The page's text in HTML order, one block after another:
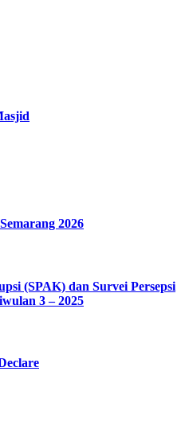
2026
(SPAK) dan Survei Persepsi
3 – 2025